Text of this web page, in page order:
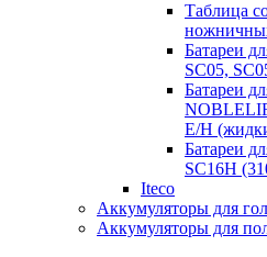
Таблица
Батареи
SC05,
Батареи
E/H
Батареи
SC16H
Iteco
Аккумуляторы для
Аккумуляторы для